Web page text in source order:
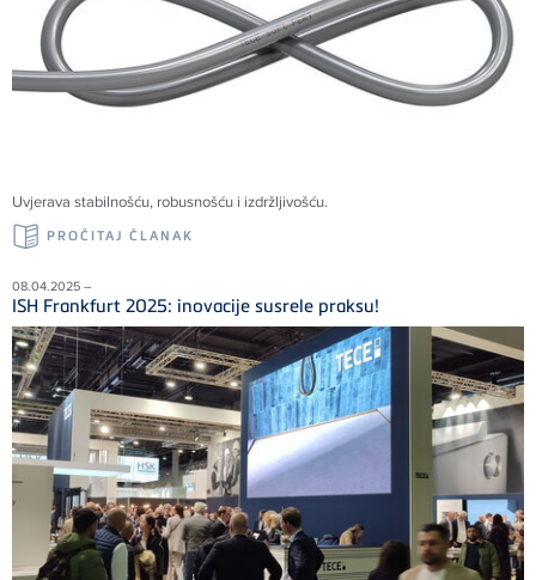
Uvjerava stabilnošću, robusnošću i izdržljivošću.
PROČITAJ ČLANAK
08.04.2025 –
ISH Frankfurt 2025: inovacije susrele praksu!